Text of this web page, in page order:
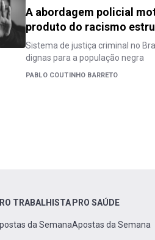
A abordagem policial
produto do racismo
Sistema de justiça criminal no
dignas para a população negra
PABLO COUTINHO BARRETO
TRABALHISTA
da Semana
PRO SAÚDE
Apostas da Semana